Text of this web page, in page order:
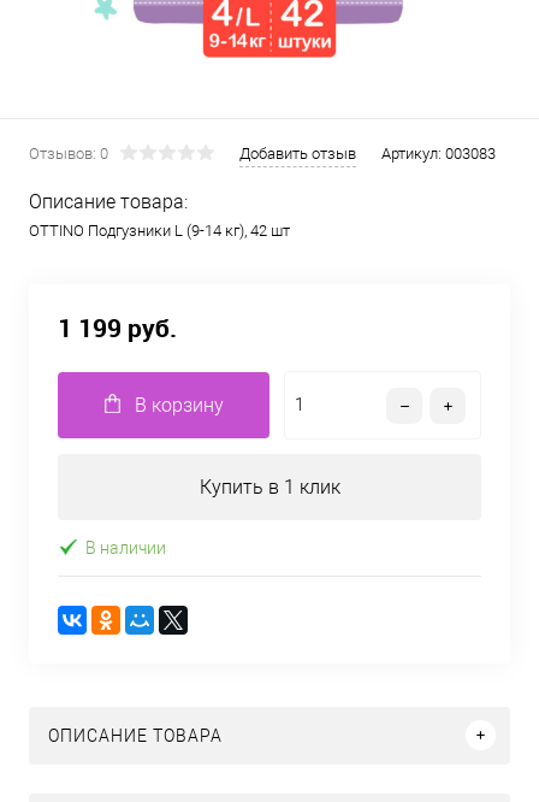
Отзывов: 0 Добавить отзыв Артикул: 003083
Описание товара:
OTTINO Подгузники L (9-14 кг), 42 шт
1 199 руб.
В корзину
Купить в 1 клик
В наличии
ОПИСАНИЕ ТОВАРА